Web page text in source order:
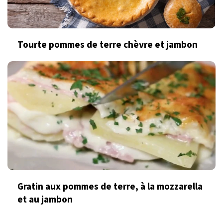
Tourte pommes de terre chèvre et jambon
Gratin aux pommes de terre, à la mozzarella
et au jambon